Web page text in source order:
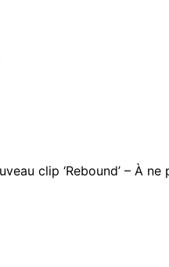
clip ‘Rebound’ – À ne